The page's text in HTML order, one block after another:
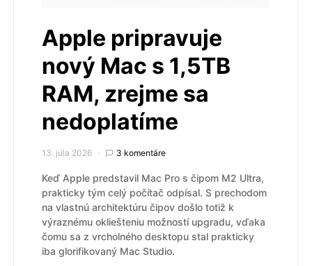
Apple pripravuje
nový Mac s 1,5TB
RAM, zrejme sa
nedoplatíme
13. júla 2026 3 komentáre
Keď Apple predstavil Mac Pro s čipom M2 Ultra,
prakticky tým celý počítač odpísal. S prechodom
na vlastnú architektúru čipov došlo totiž k
výraznému okliešteniu možností upgradu, vďaka
čomu sa z vrcholného desktopu stal prakticky
iba glorifikovaný Mac Studio.